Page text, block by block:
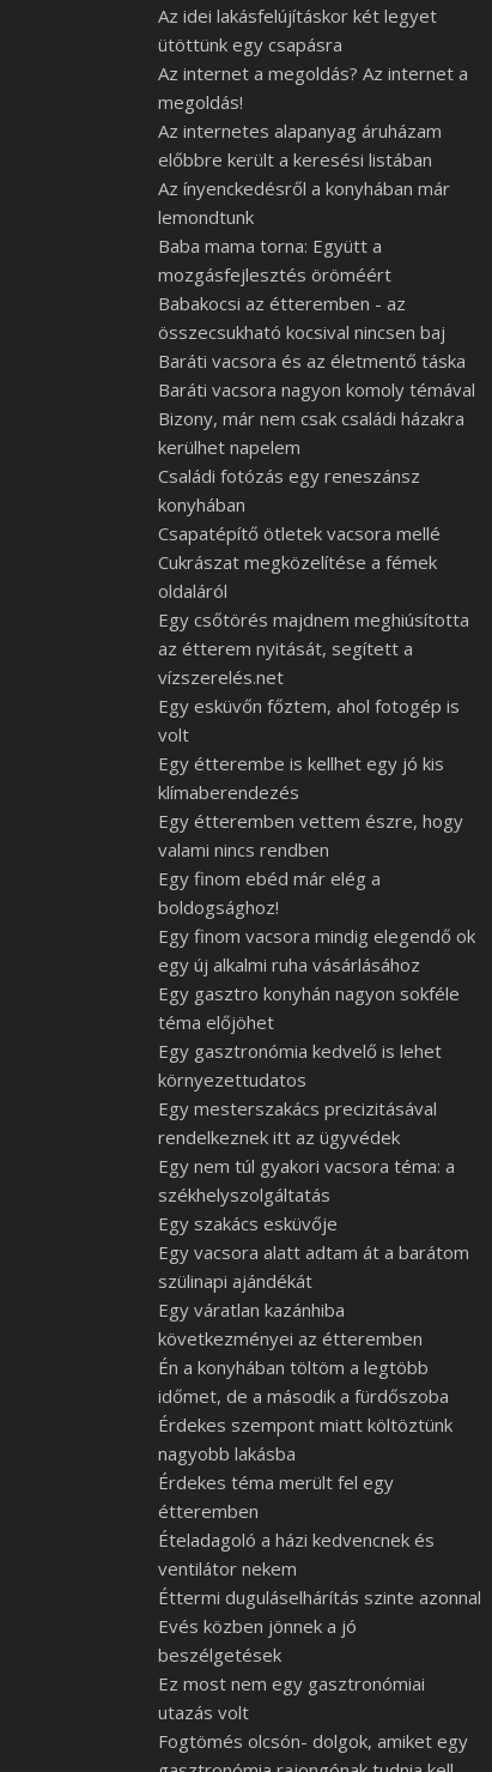
Az idei lakásfelújításkor két legyet
ütöttünk egy csapásra
Az internet a megoldás? Az internet a
megoldás!
Az internetes alapanyag áruházam
előbbre került a keresési listában
Az ínyenckedésről a konyhában már
lemondtunk
Baba mama torna: Együtt a
mozgásfejlesztés öröméért
Babakocsi az étteremben - az
összecsukható kocsival nincsen baj
Baráti vacsora és az életmentő táska
Baráti vacsora nagyon komoly témával
Bizony, már nem csak családi házakra
kerülhet napelem
Családi fotózás egy reneszánsz
konyhában
Csapatépítő ötletek vacsora mellé
Cukrászat megközelítése a fémek
oldaláról
Egy csőtörés majdnem meghiúsította
az étterem nyitását, segített a
vízszerelés.net
Egy esküvőn főztem, ahol fotogép is
volt
Egy étterembe is kellhet egy jó kis
klímaberendezés
Egy étteremben vettem észre, hogy
valami nincs rendben
Egy finom ebéd már elég a
boldogsághoz!
Egy finom vacsora mindig elegendő ok
egy új alkalmi ruha vásárlásához
Egy gasztro konyhán nagyon sokféle
téma előjöhet
Egy gasztronómia kedvelő is lehet
környezettudatos
Egy mesterszakács precizitásával
rendelkeznek itt az ügyvédek
Egy nem túl gyakori vacsora téma: a
székhelyszolgáltatás
Egy szakács esküvője
Egy vacsora alatt adtam át a barátom
szülinapi ajándékát
Egy váratlan kazánhiba
következményei az étteremben
Én a konyhában töltöm a legtöbb
időmet, de a második a fürdőszoba
Érdekes szempont miatt költöztünk
nagyobb lakásba
Érdekes téma merült fel egy
étteremben
Ételadagoló a házi kedvencnek és
ventilátor nekem
Éttermi duguláselhárítás szinte azonnal
Evés közben jönnek a jó
beszélgetések
Ez most nem egy gasztronómiai
utazás volt
Fogtömés olcsón- dolgok, amiket egy